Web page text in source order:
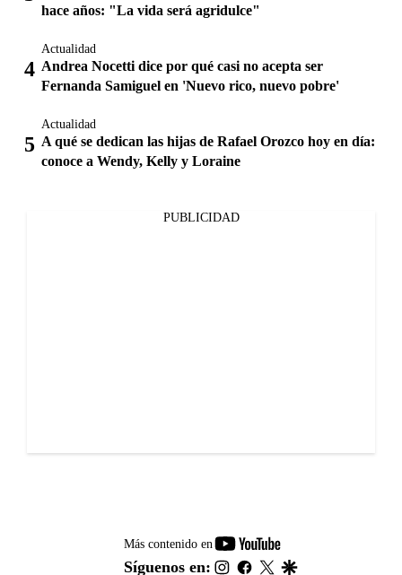
hace años: "La vida será agridulce"
Actualidad
Andrea Nocetti dice por qué casi no acepta ser
Fernanda Samiguel en 'Nuevo rico, nuevo pobre'
Actualidad
A qué se dedican las hijas de Rafael Orozco hoy en día:
conoce a Wendy, Kelly y Loraine
PUBLICIDAD
Más contenido en
youtube-
footer
Síguenos en: instagram
facebook
twitter